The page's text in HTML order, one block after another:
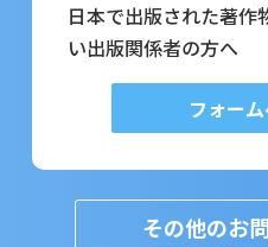
日本で出版された著作
い出版関係者の方へ
フォー
その他のお